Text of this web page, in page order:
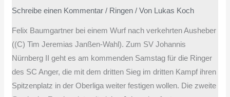
Schreibe einen Kommentar / Ringen / Von Lukas Koch
Felix Baumgartner bei einem Wurf nach verkehrten Ausheber
((C) Tim Jeremias Janßen-Wahl). Zum SV Johannis
Nürnberg II geht es am kommenden Samstag für die Ringer
des SC Anger, die mit dem dritten Sieg im dritten Kampf ihren
Spitzenplatz in der Oberliga weiter festigen wollen. Die zweite